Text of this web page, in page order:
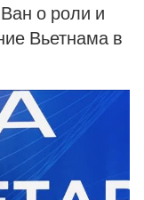
о роли и
Вьетнама в